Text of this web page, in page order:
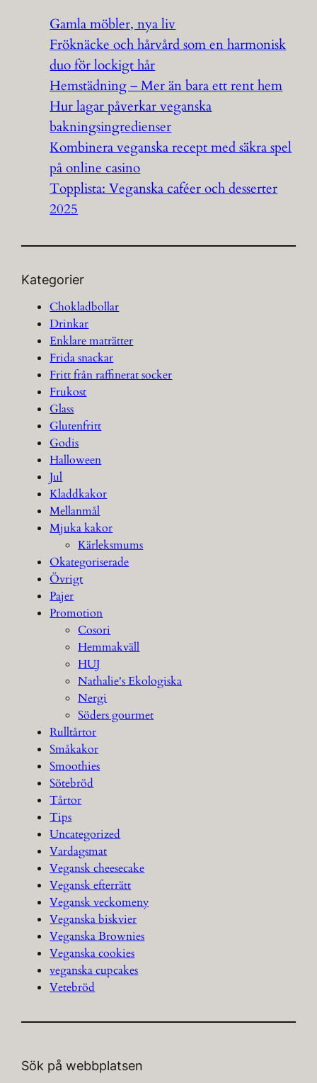
Gamla möbler, nya liv
Fröknäcke och hårvård som en harmonisk
duo för lockigt hår
Hemstädning – Mer än bara ett rent hem
Hur lagar påverkar veganska
bakningsingredienser
Kombinera veganska recept med säkra spel
på online casino
Topplista: Veganska caféer och desserter
2025
Kategorier
Chokladbollar
Drinkar
Enklare maträtter
Frida snackar
Fritt från raffinerat socker
Frukost
Glass
Glutenfritt
Godis
Halloween
Jul
Kladdkakor
Mellanmål
Mjuka kakor
Kärleksmums
Okategoriserade
Övrigt
Pajer
Promotion
Cosori
Hemmakväll
HUJ
Nathalie's Ekologiska
Nergi
Söders gourmet
Rulltårtor
Småkakor
Smoothies
Sötebröd
Tårtor
Tips
Uncategorized
Vardagsmat
Vegansk cheesecake
Vegansk efterrätt
Vegansk veckomeny
Veganska biskvier
Veganska Brownies
Veganska cookies
veganska cupcakes
Vetebröd
Sök på webbplatsen